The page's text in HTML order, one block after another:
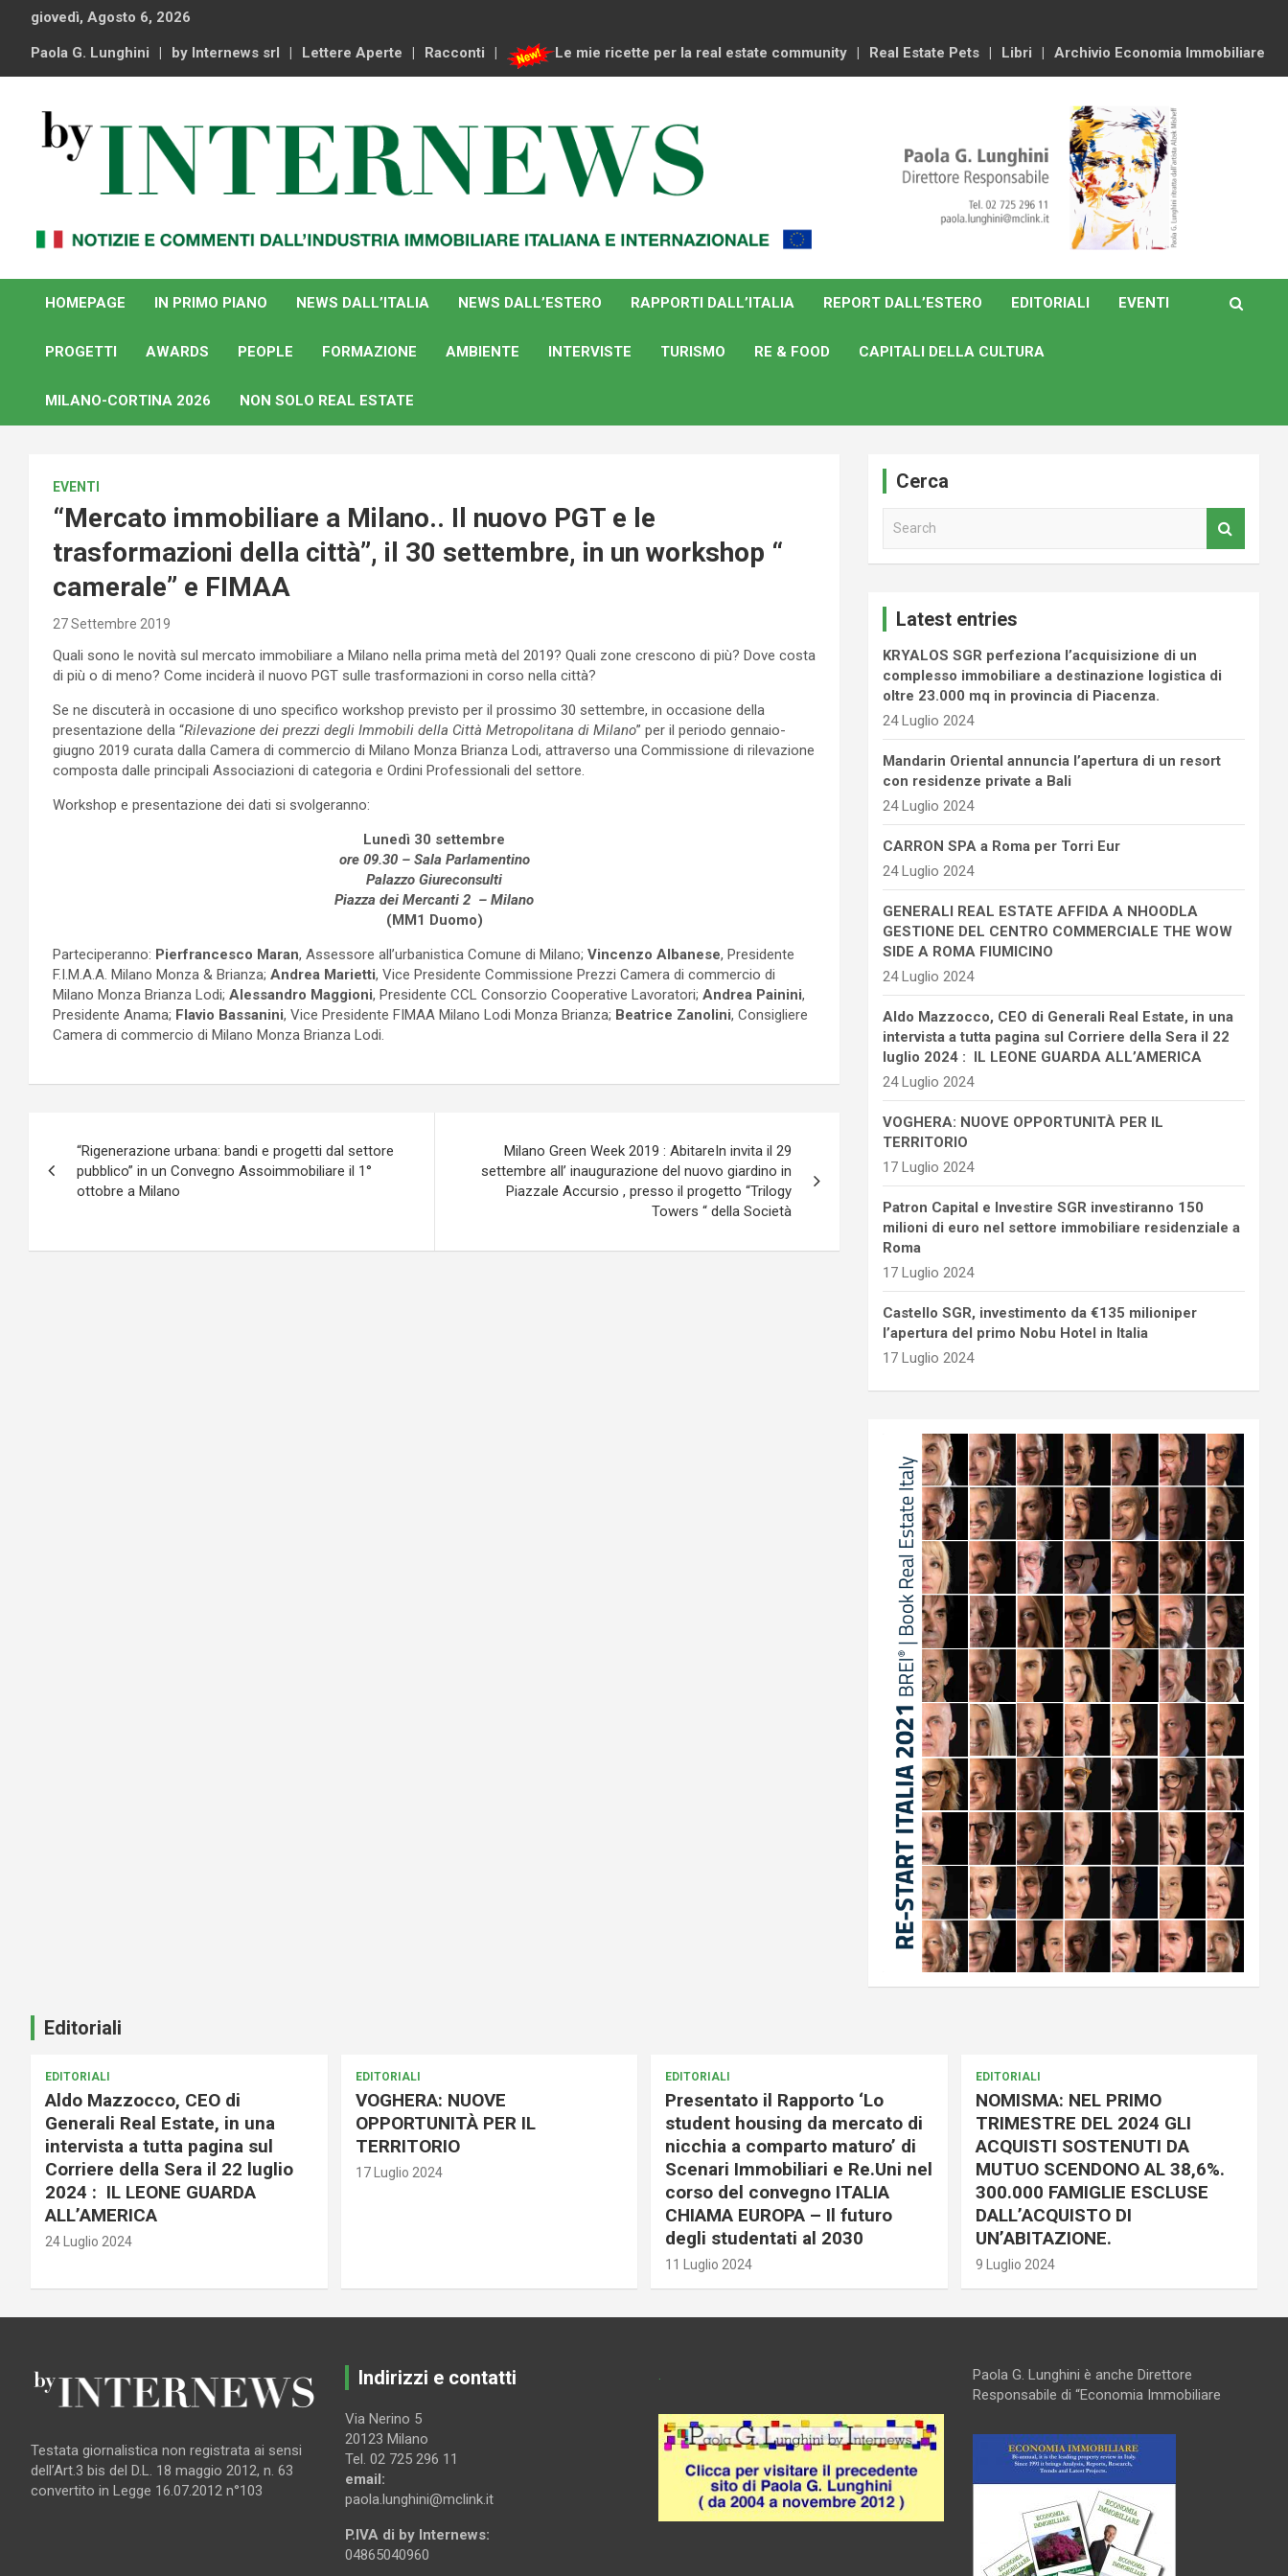
content
giovedì, Agosto 6, 2026
Paola G. Lunghini by Internews srl Lettere Aperte Racconti Le mie ricette per la real estate community Real Estate Pets Libri Archivio Economia Immobiliare
By Internews
internazionale
HOMEPAGE
IN PRIMO PIANO NEWS DALL’ITALIA NEWS DALL’ESTERO RAPPORTI DALL’ITALIA REPORT DALL’ESTERO EDITORIALI EVENTI
PROGETTI AWARDS PEOPLE FORMAZIONE AMBIENTE INTERVISTE TURISMO RE & FOOD CAPITALI DELLA CULTURA
MILANO-CORTINA 2026 NON SOLO REAL ESTATE
EVENTI
“Mercato immobiliare a Milano.. Il nuovo PGT e le
trasformazioni della città”, il 30 settembre, in un workshop “
camerale” e FIMAA
27 Settembre 2019
Quali sono le novità sul mercato immobiliare a Milano nella prima metà del 2019? Quali zone crescono di più? Dove costa
di più o di meno? Come inciderà il nuovo PGT sulle trasformazioni in corso nella città?
Se ne discuterà in occasione di uno specifico workshop previsto per il prossimo 30 settembre, in occasione della
presentazione della “Rilevazione dei prezzi degli Immobili della Città Metropolitana di Milano” per il periodo gennaio-
giugno 2019 curata dalla Camera di commercio di Milano Monza Brianza Lodi, attraverso una Commissione di rilevazione
composta dalle principali Associazioni di categoria e Ordini Professionali del settore.
Workshop e presentazione dei dati si svolgeranno:
Lunedì 30 settembre
ore 09.30 – Sala Parlamentino
Palazzo Giureconsulti
Piazza dei Mercanti 2 – Milano
(MM1 Duomo)
Parteciperanno: Pierfrancesco Maran, Assessore all’urbanistica Comune di Milano; Vincenzo Albanese, Presidente
F.I.M.A.A. Milano Monza & Brianza; Andrea Marietti, Vice Presidente Commissione Prezzi Camera di commercio di
Milano Monza Brianza Lodi; Alessandro Maggioni, Presidente CCL Consorzio Cooperative Lavoratori; Andrea Painini,
Presidente Anama; Flavio Bassanini, Vice Presidente FIMAA Milano Lodi Monza Brianza; Beatrice Zanolini, Consigliere
Camera di commercio di Milano Monza Brianza Lodi.
articoli
“Rigenerazione urbana: bandi e progetti dal settore
pubblico” in un Convegno Assoimmobiliare il 1°
ottobre a Milano
Milano Green Week 2019 : AbitareIn invita il 29
settembre all’ inaugurazione del nuovo giardino in
Piazzale Accursio , presso il progetto “Trilogy
Towers “ della Società
Cerca
Latest entries
KRYALOS SGR perfeziona l’acquisizione di un
complesso immobiliare a destinazione logistica di
oltre 23.000 mq in provincia di Piacenza.
24 Luglio 2024
Mandarin Oriental annuncia l’apertura di un resort
con residenze private a Bali
24 Luglio 2024
CARRON SPA a Roma per Torri Eur
24 Luglio 2024
GENERALI REAL ESTATE AFFIDA A NHOODLA
GESTIONE DEL CENTRO COMMERCIALE THE WOW
SIDE A ROMA FIUMICINO
24 Luglio 2024
Aldo Mazzocco, CEO di Generali Real Estate, in una
intervista a tutta pagina sul Corriere della Sera il 22
luglio 2024 : IL LEONE GUARDA ALL’AMERICA
24 Luglio 2024
VOGHERA: NUOVE OPPORTUNITÀ PER IL
TERRITORIO
17 Luglio 2024
Patron Capital e Investire SGR investiranno 150
milioni di euro nel settore immobiliare residenziale a
Roma
17 Luglio 2024
Castello SGR, investimento da €135 milioniper
l’apertura del primo Nobu Hotel in Italia
17 Luglio 2024
Editoriali
EDITORIALI
Aldo Mazzocco, CEO di
Generali Real Estate, in una
intervista a tutta pagina sul
Corriere della Sera il 22 luglio
2024 : IL LEONE GUARDA
ALL’AMERICA
24 Luglio 2024
EDITORIALI
VOGHERA: NUOVE
OPPORTUNITÀ PER IL
TERRITORIO
17 Luglio 2024
EDITORIALI
Presentato il Rapporto ‘Lo
student housing da mercato di
nicchia a comparto maturo’ di
Scenari Immobiliari e Re.Uni nel
corso del convegno ITALIA
CHIAMA EUROPA – Il futuro
degli studentati al 2030
11 Luglio 2024
EDITORIALI
NOMISMA: NEL PRIMO
TRIMESTRE DEL 2024 GLI
ACQUISTI SOSTENUTI DA
MUTUO SCENDONO AL 38,6%.
300.000 FAMIGLIE ESCLUSE
DALL’ACQUISTO DI
UN’ABITAZIONE.
9 Luglio 2024
Testata giornalistica non registrata ai sensi
dell’Art.3 bis del D.L. 18 maggio 2012, n. 63
convertito in Legge 16.07.2012 n°103
Indirizzi e contatti
Via Nerino 5
20123 Milano
Tel. 02 725 296 11
email:
paola.lunghini@mclink.it
P.IVA di by Internews:
04865040960
.
Paola G. Lunghini è anche Direttore
Responsabile di “Economia Immobiliare